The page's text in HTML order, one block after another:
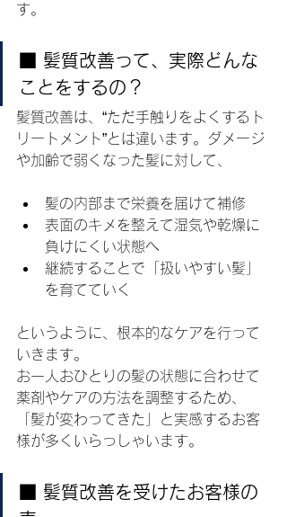
す。
■ 髪質改善って、実際どんな
ことをするの？
髪質改善は、“ただ手触りをよくするト
リートメント”とは違います。ダメージ
や加齢で弱くなった髪に対して、
髪の内部まで栄養を届けて補修
表面のキメを整えて湿気や乾燥に
負けにくい状態へ
継続することで「扱いやすい髪」
を育てていく
というように、根本的なケアを行って
いきます。
お一人おひとりの髪の状態に合わせて
薬剤やケアの方法を調整するため、
「髪が変わってきた」と実感するお客
様が多くいらっしゃいます。
■ 髪質改善を受けたお客様の